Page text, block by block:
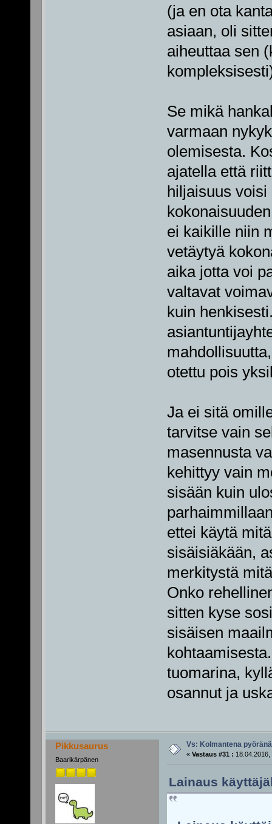
(ja en ota
asiaan, oli
aiheuttaa sen
Se mikä
varmaan
olemisesta.
ajatella että
hiljaisuus
ei kaikille niin
vetäytyä
aika jotta voi
valtavat
kuin
otettu pois
Ja ei sitä
tarvitse vain
masennusta
kehittyy vain
sisään kuin
ettei käytä
sisäisiäkään,
merkitystä
Onko
sitten kyse
sisäisen
tuomarina,
osannut ja
Pikkusaurus
Baarikärpänen
Vs: Kolmantena
« Vastaus #31 : 18.04.2016,
Lainaus